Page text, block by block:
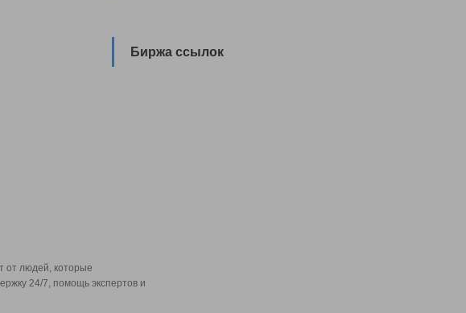
Биржа ссылок
от людей, которые
24/7, помощь экспертов и